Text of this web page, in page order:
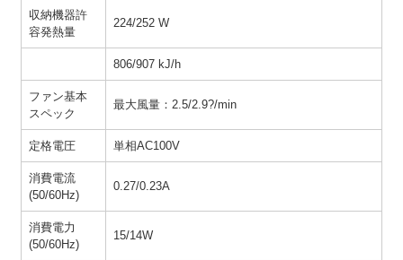
収納機器許
容発熱量
224/252 W
806/907 kJ/h
ファン基本
スペック
最大風量：2.5/2.9?/min
定格電圧 単相AC100V
消費電流
(50/60Hz)
0.27/0.23A
消費電力
(50/60Hz)
15/14W